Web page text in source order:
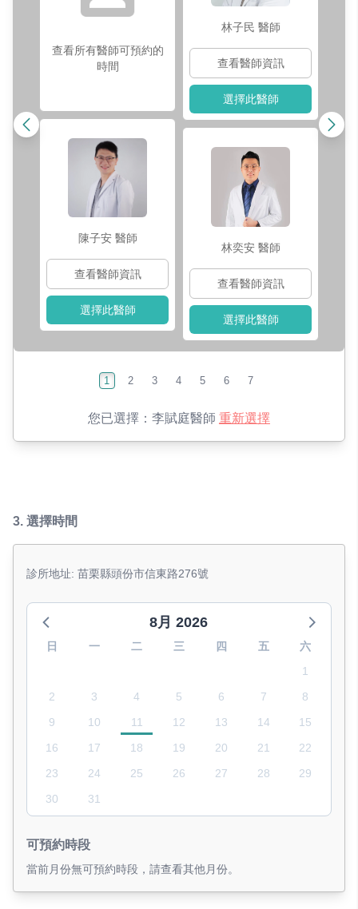
查看所有醫師可預約的
時間
陳子安 醫師
查看醫師資訊
選擇此醫師
林子民 醫師
查看醫師資訊
選擇此醫師
林奕安 醫師
查看醫師資訊
選擇此醫師
1 2 3 4 5 6 7
您已選擇： 李賦庭醫師 重新選擇
3. 選擇時間
診所地址: 苗栗縣頭份市信東路276號
8月 2026
日 一 二 三 四 五
六
1
2
3 4 5 6 7
8
9
10 11 12 13 14
15
16
17 18 19 20 21
22
23
24 25 26 27 28
29
30
31
可預約時段
當前月份無可預約時段，請查看其他月份。